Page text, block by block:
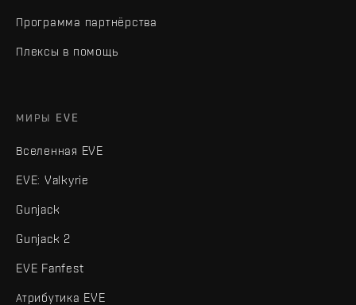
Программа партнёрства
Плексы в помощь
МИРЫ EVE
Вселенная EVE
EVE: Valkyrie
Gunjack
Gunjack 2
EVE Fanfest
Атрибутика EVE